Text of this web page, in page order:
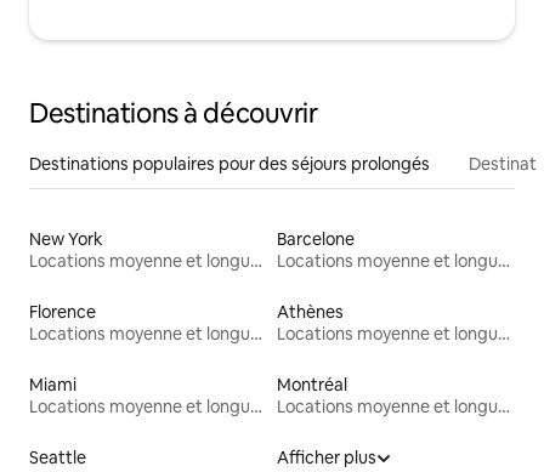
Destinations à découvrir
Destinations populaires pour des séjours prolongés
New York
Locations moyenne et longue durée
Barcelone
Locations moyenne et longue durée
Florence
Locations moyenne et longue durée
Athènes
Locations moyenne et longue durée
Miami
Locations moyenne et longue durée
Montréal
Locations moyenne et longue durée
Seattle
Afficher plus